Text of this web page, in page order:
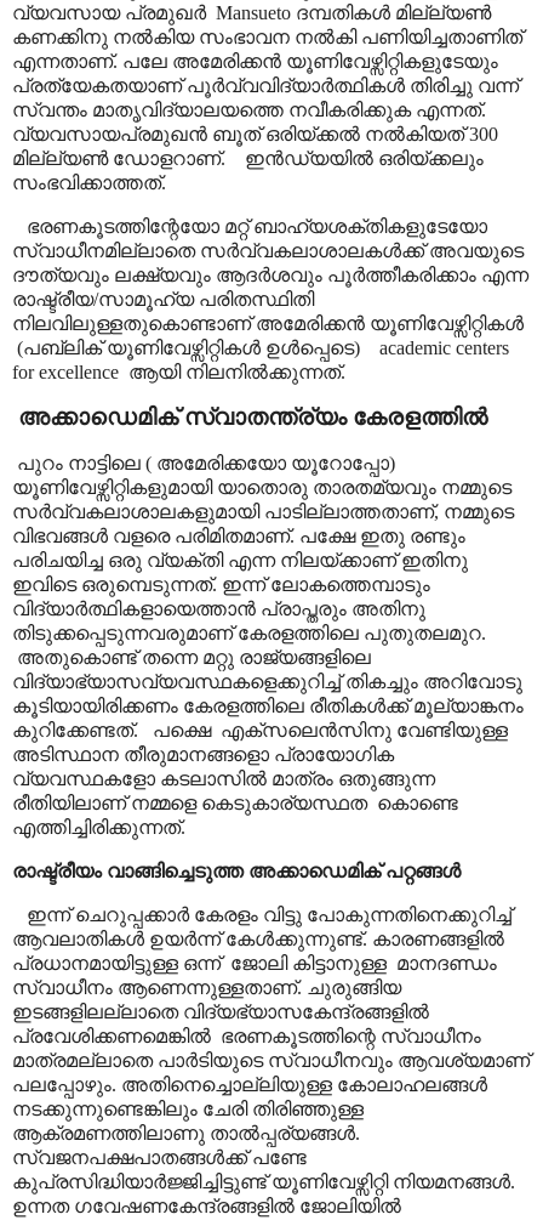
വ്യവസായ പ്രമുഖർ Mansueto ദമ്പതികൾ മില്ല്യൺ
കണക്കിനു നൽകിയ സംഭാവന നൽകി പണിയിച്ചതാണിത്
എന്നതാണ്. പലേ അമേരിക്കൻ യൂണിവേഴ്സിറ്റികളുടേയും
പ്രത്യേകതയാണ് പൂർവ്വവിദ്യാർത്ഥികൾ തിരിച്ചു വന്ന്
സ്വന്തം മാതൃവിദ്യാലയത്തെ നവീകരിക്കുക എന്നത്.
വ്യവസായപ്രമുഖൻ ബൂത് ഒരിയ്ക്കൽ നൽകിയത് 300
മില്ല്യൺ ഡോളറാണ്.
ഇൻഡ്യയിൽ ഒരിയ്ക്കലും
സംഭവിക്കാത്തത്.
ഭരണകൂടത്തിന്റേയോ മറ്റ് ബാഹ്യശക്തികളുടേയോ
സ്വാധീനമില്ലാതെ സർവ്വകലാശാലകൾക്ക് അവയുടെ
ദൗത്യവും ലക്ഷ്യവും ആദർശവും പൂർത്തീകരിക്കാം എന്ന
രാഷ്ട്രീയ/സാമൂഹ്യ പരിതസ്ഥിതി
നിലവിലുള്ളതുകൊണ്ടാണ് അമേരിക്കൻ യൂണിവേഴ്സിറ്റികൾ
(പബ്ലിക് യൂണിവേഴ്സിറ്റികൾ ഉൾപ്പെടെ)
academic centers
for excellence ആയി നിലനിൽക്കുന്നത്.
അക്കാഡെമിക് സ്വാതന്ത്ര്യം കേരളത്തിൽ
പുറം നാട്ടിലെ ( അമേരിക്കയോ യൂറോപ്പോ)
യൂണിവേഴ്സിറ്റികളുമായി യാതൊരു താരതമ്യവും നമ്മുടെ
സർവ്വകലാശാലകളുമായി പാടില്ലാത്തതാണ്, നമ്മുടെ
വിഭവങ്ങൾ വളരെ പരിമിതമാണ്. പക്ഷേ ഇതു രണ്ടും
പരിചയിച്ച ഒരു വ്യക്തി എന്ന നിലയ്ക്കാണ് ഇതിനു
ഇവിടെ ഒരുമ്പെടുന്നത്. ഇന്ന് ലോകത്തെമ്പാടും
വിദ്യാർത്ഥികളായെത്താൻ പ്രാപ്തരും അതിനു
തിടുക്കപ്പെടുന്നവരുമാണ് കേരളത്തിലെ പുതുതലമുറ.
അതുകൊണ്ട് തന്നെ മറ്റു രാജ്യങ്ങളിലെ
വിദ്യാഭ്യാസവ്യവസ്ഥകളെക്കുറിച്ച് തികച്ചും അറിവോടു
കൂടിയായിരിക്കണം കേരളത്തിലെ രീതികൾക്ക് മൂല്യാങ്കനം
കുറിക്കേണ്ടത്.
പക്ഷെ എക്സലെൻസിനു വേണ്ടിയുള്ള
അടിസ്ഥാന തീരുമാനങ്ങളൊ പ്രായോഗിക
വ്യവസ്ഥകളോ കടലാസിൽ മാത്രം ഒതുങ്ങുന്ന
രീതിയിലാണ് നമ്മളെ കെടുകാര്യസ്ഥത കൊണ്ടെ
എത്തിച്ചിരിക്കുന്നത്.
രാഷ്ട്രീയം വാങ്ങിച്ചെടുത്ത അക്കാഡെമിക് പറ്റങ്ങൾ
ഇന്ന് ചെറുപ്പക്കാർ കേരളം വിട്ടു പോകുന്നതിനെക്കുറിച്ച്
ആവലാതികൾ ഉയർന്ന് കേൾക്കുന്നുണ്ട്. കാരണങ്ങളിൽ
പ്രധാനമായിട്ടുള്ള ഒന്ന് ജോലി കിട്ടാനുള്ള മാനദണ്ഡം
സ്വാധീനം ആണെന്നുള്ളതാണ്. ചുരുങ്ങിയ
ഇടങ്ങളിലല്ലാതെ വിദ്യഭ്യാസകേന്ദ്രങ്ങളിൽ
പ്രവേശിക്കണമെങ്കിൽ ഭരണകൂടത്തിന്റെ സ്വാധീനം
മാത്രമല്ലാതെ പാർടിയുടെ സ്വാധീനവും ആവശ്യമാണ്
പലപ്പോഴും. അതിനെച്ചൊല്ലിയുള്ള കോലാഹലങ്ങൾ
നടക്കുന്നുണ്ടെങ്കിലും ചേരി തിരിഞ്ഞുള്ള
ആക്രമണത്തിലാണു താൽപ്പര്യങ്ങൾ.
സ്വജനപക്ഷപാതങ്ങൾക്ക് പണ്ടേ
കുപ്രസിദ്ധിയാർജ്ജിച്ചിട്ടുണ്ട് യൂണിവേഴ്സിറ്റി നിയമനങ്ങൾ.
ഉന്നത ഗവേഷണകേന്ദ്രങ്ങളിൽ ജോലിയിൽ